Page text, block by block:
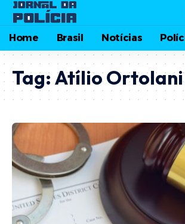
Home Brasil Notícias
Tag: Atílio Ortolani